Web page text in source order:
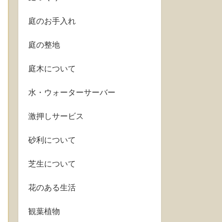
庭のお手入れ
庭の整地
庭木について
水・ウォーターサーバー
激押しサービス
砂利について
芝生について
花のある生活
観葉植物